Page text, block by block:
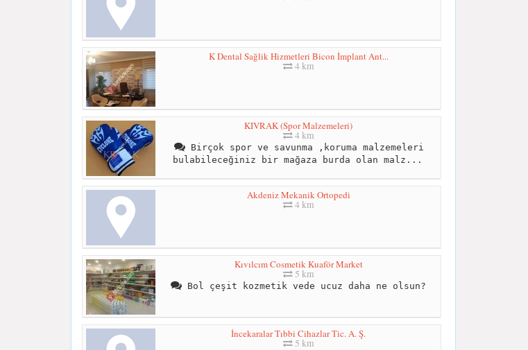
K Dental Sağlik Hizmetleri Bicon İmplant Ant...
4 km
KIVRAK (Spor Malzemeleri)
4 km
Birçok spor ve savunma ,koruma malzemeleri
bulabileceğiniz bir mağaza burda olan malz...
Akdeniz Mekanik Ortopedi
4 km
Kıvılcım Cosmetik Kuaför Market
5 km
Bol çeşit kozmetik vede ucuz daha ne olsun?
İncekaralar Tıbbi Cihazlar Tic. A. Ş.
5 km